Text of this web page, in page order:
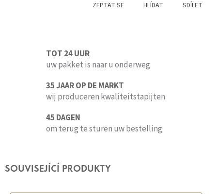
ZEPTAT SE HLÍDAT SDÍLET
TOT 24 UUR
uw pakket is naar u onderweg
35 JAAR OP DE MARKT
wij produceren kwaliteitstapijten
45 DAGEN
om terug te sturen uw bestelling
SOUVISEJÍCÍ PRODUKTY